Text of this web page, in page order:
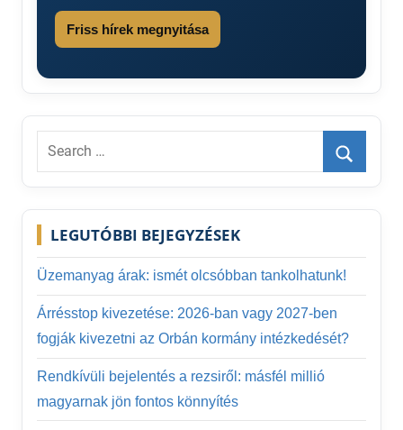
Friss hírek megnyitása
Search
Search
LEGUTÓBBI BEJEGYZÉSEK
Üzemanyag árak: ismét olcsóbban tankolhatunk!
Árrésstop kivezetése: 2026-ban vagy 2027-ben
fogják kivezetni az Orbán kormány intézkedését?
Rendkívüli bejelentés a rezsiről: másfél millió
magyarnak jön fontos könnyítés